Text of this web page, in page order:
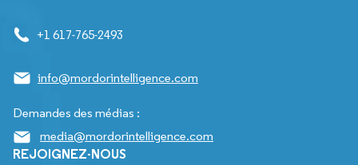
+1 617-765-2493
info@mordorintelligence.com
Demandes des médias :
media@mordorintelligence.com
REJOIGNEZ-NOUS